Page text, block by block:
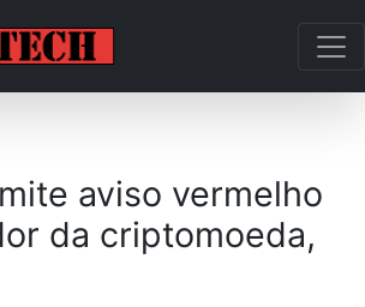
aviso vermelho
da criptomoeda,